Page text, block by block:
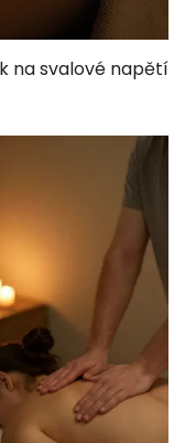
na svalové napětí